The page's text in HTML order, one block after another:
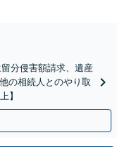
分侵害額請求、遺産
の相続人とのやり取
】